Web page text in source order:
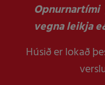
vegna leikja
Húsið er lokað